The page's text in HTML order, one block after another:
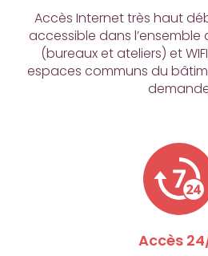
Accès Internet très haut
accessible dans
(bureaux et ateliers) et
espaces communs du
Accès